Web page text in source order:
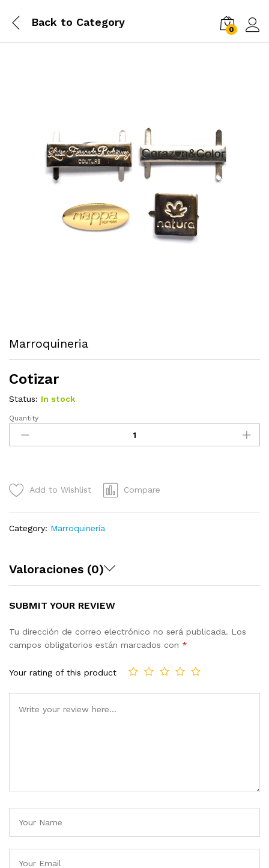
Back to Category
0
Marroquineria
Cotizar
Status: In stock
Marroquineria
quantity
Quantity
Add to Wishlist Compare
Category: Marroquineria
Valoraciones (0)
SUBMIT YOUR REVIEW
Tu dirección de correo electrónico no será publicada. Los
campos obligatorios están marcados con *
Your rating of this product